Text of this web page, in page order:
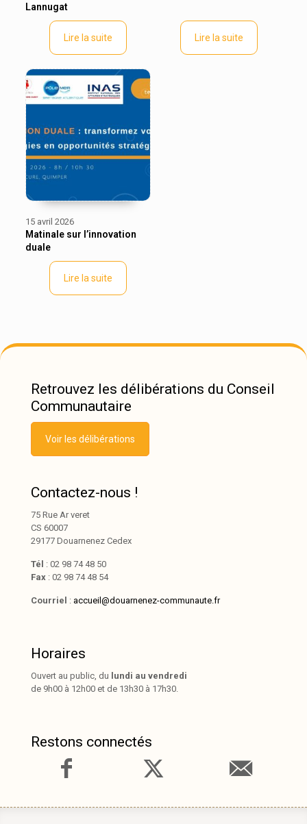
Lannugat
Lire la suite Lire la suite
15 avril 2026
Matinale sur l’innovation
duale
Lire la suite
Retrouvez les délibérations du Conseil
Communautaire
Voir les délibérations
Contactez-nous !
75 Rue Ar veret
CS 60007
29177 Douarnenez Cedex
Tél : 02 98 74 48 50
Fax : 02 98 74 48 54
Courriel : accueil@douarnenez-communaute.fr
Horaires
Ouvert au public, du lundi au vendredi
de 9h00 à 12h00 et de 13h30 à 17h30.
Restons connectés